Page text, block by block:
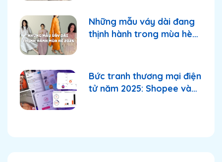
Những mẫu váy dài đang
thịnh hành trong mùa hè
Bức tranh thương mại điện
tử năm 2025: Shopee và